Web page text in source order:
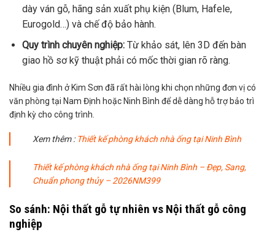
dày ván gỗ, hãng sản xuất phụ kiện (Blum, Hafele,
Eurogold…) và chế độ bảo hành.
Quy trình chuyên nghiệp:Từ khảo sát, lên 3D đến bàn
giao hồ sơ kỹ thuật phải có mốc thời gian rõ ràng.
Nhiều gia đình ở Kim Sơn đã rất hài lòng khi chọn những đơn vị có
văn phòng tại Nam Định hoặc Ninh Bình để dễ dàng hỗ trợ bảo trì
định kỳ cho công trình.
Xem thêm : Thiết kế phòng khách nhà ống tại Ninh Bình
Thiết kế phòng khách nhà ống tại Ninh Bình – Đẹp, Sang,
Chuẩn phong thủy – 2026NM399
So sánh: Nội thất gỗ tự nhiên vs Nội thất gỗ công
nghiệp